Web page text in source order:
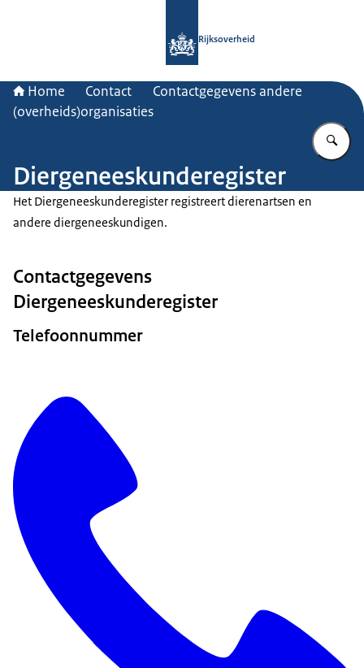
Rijksoverheid
Home Contact
Contactgegevens andere
(overheids)organisaties
Diergeneeskunderegister
Het Diergeneeskunderegister registreert dierenartsen en
andere diergeneeskundigen.
Contactgegevens
Diergeneeskunderegister
Telefoonnummer